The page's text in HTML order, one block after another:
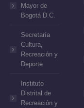
Mayor de
Bogotá D.C.
Secretaría
Cultura,
Recreación y
Deporte
Instituto
Distrital de
Recreación y